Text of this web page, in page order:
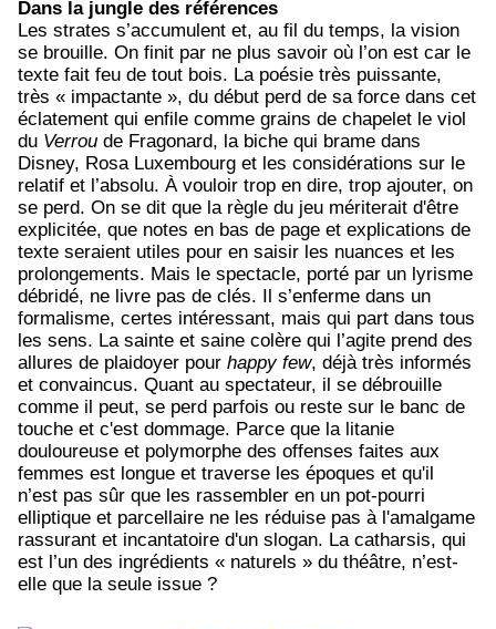
Dans la jungle des références
Les strates s’accumulent et, au fil du temps, la vision
se brouille. On finit par ne plus savoir où l’on est car le
texte fait feu de tout bois. La poésie très puissante,
très « impactante », du début perd de sa force dans cet
éclatement qui enfile comme grains de chapelet le viol
du Verrou de Fragonard, la biche qui brame dans
Disney, Rosa Luxembourg et les considérations sur le
relatif et l’absolu. À vouloir trop en dire, trop ajouter, on
se perd. On se dit que la règle du jeu mériterait d'être
explicitée, que notes en bas de page et explications de
texte seraient utiles pour en saisir les nuances et les
prolongements. Mais le spectacle, porté par un lyrisme
débridé, ne livre pas de clés. Il s’enferme dans un
formalisme, certes intéressant, mais qui part dans tous
les sens. La sainte et saine colère qui l’agite prend des
allures de plaidoyer pour happy few, déjà très informés
et convaincus. Quant au spectateur, il se débrouille
comme il peut, se perd parfois ou reste sur le banc de
touche et c'est dommage. Parce que la litanie
douloureuse et polymorphe des offenses faites aux
femmes est longue et traverse les époques et qu'il
n’est pas sûr que les rassembler en un pot-pourri
elliptique et parcellaire ne les réduise pas à l'amalgame
rassurant et incantatoire d'un slogan. La catharsis, qui
est l’un des ingrédients « naturels » du théâtre, n’est-
elle que la seule issue ?